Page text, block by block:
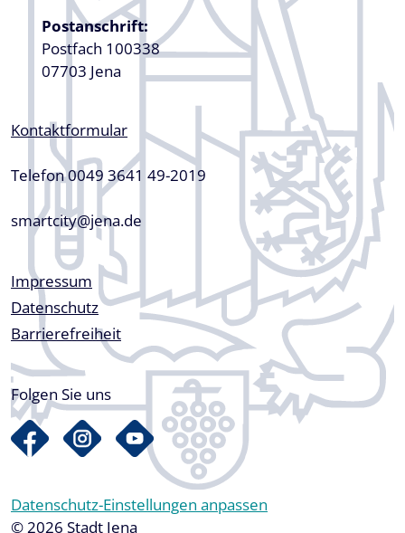
Postanschrift:
Postfach 100338
07703 Jena
Kontaktformular
Telefon 0049 3641 49-2019
smartcity@jena.de
Fußzeile
Impressum
Datenschutz
Barrierefreiheit
Folgen Sie uns
Datenschutz-Einstellungen anpassen
© 2026 Stadt Jena